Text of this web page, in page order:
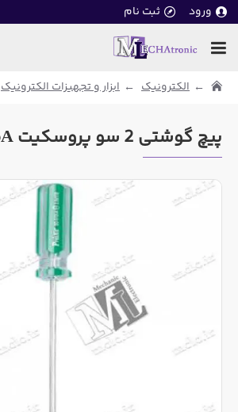
ورود ثبت نام
الکترونیک ابزار و تجهیزات الکترونیک
پیچ گوشتی 2 سو پروسکیت SD-5106A